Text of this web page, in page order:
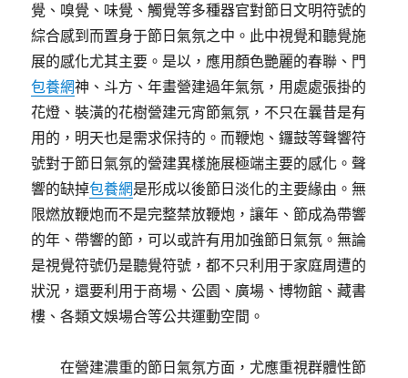
覺、嗅覺、味覺、觸覺等多種器官對節日文明符號的
綜合感到而置身于節日氣氛之中。此中視覺和聽覺施
展的感化尤其主要。是以，應用顏色艷麗的春聯、門
包養網神、斗方、年畫營建過年氣氛，用處處張掛的
花燈、裝潢的花樹營建元宵節氣氛，不只在曩昔是有
用的，明天也是需求保持的。而鞭炮、鑼鼓等聲響符
號對于節日氣氛的營建異樣施展極端主要的感化。聲
響的缺掉包養網是形成以後節日淡化的主要緣由。無
限燃放鞭炮而不是完整禁放鞭炮，讓年、節成為帶響
的年、帶響的節，可以或許有用加強節日氣氛。無論
是視覺符號仍是聽覺符號，都不只利用于家庭周遭的
狀況，還要利用于商場、公園、廣場、博物館、藏書
樓、各類文娛場合等公共運動空間。
在營建濃重的節日氣氛方面，尤應重視群體性節